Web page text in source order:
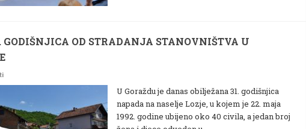
GODIŠNJICA OD STRADANJA STANOVNIŠTVA U
U Goraždu je danas obilježana 31. godišnjica
napada na naselje Lozje, u kojem je 22. maja
1992. godine ubijeno oko 40 civila, a jedan broj